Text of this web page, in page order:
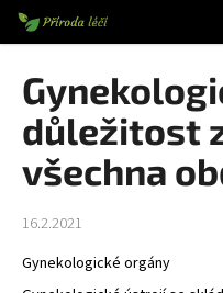
Přejít
obsah
důležitost
všechna
16.2.2021
Gynekologické orgány
o
C
o
p
t
ř